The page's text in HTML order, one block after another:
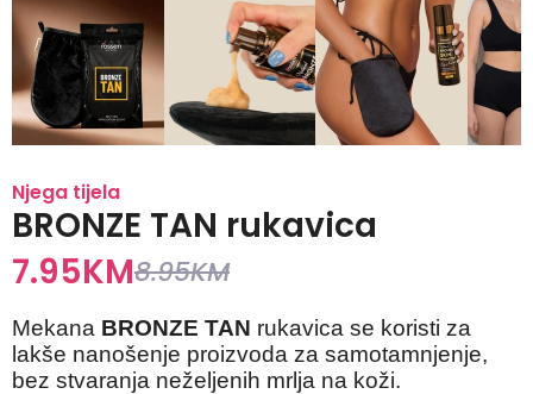
Njega tijela
BRONZE TAN rukavica
7.95KM8.95KM
Mekana BRONZE TAN rukavica se koristi za
lakše nanošenje proizvoda za samotamnjenje,
bez stvaranja neželjenih mrlja na koži.